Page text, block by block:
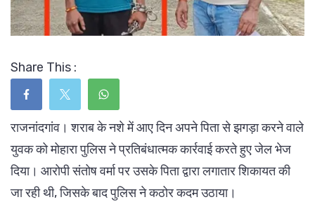
Share This :
राजनांदगांव। शराब के नशे में आए दिन अपने पिता से झगड़ा करने वाले
युवक को मोहारा पुलिस ने प्रतिबंधात्मक कार्रवाई करते हुए जेल भेज
दिया। आरोपी संतोष वर्मा पर उसके पिता द्वारा लगातार शिकायत की
जा रही थी, जिसके बाद पुलिस ने कठोर कदम उठाया।